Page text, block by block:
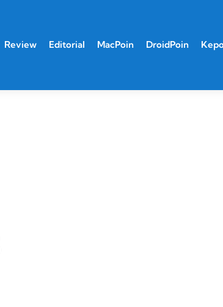
Review Editorial MacPoin DroidPoin